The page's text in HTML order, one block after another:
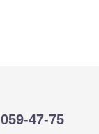
47-75